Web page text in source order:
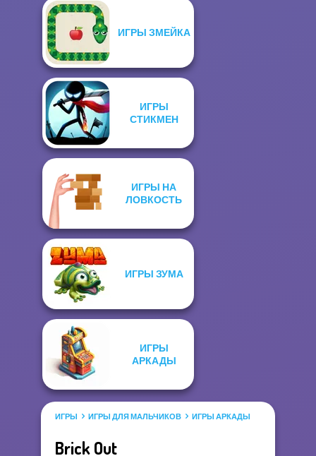
ИГРЫ ЗМЕЙКА
ИГРЫ
СТИКМЕН
ИГРЫ НА
ЛОВКОСТЬ
ИГРЫ ЗУМА
ИГРЫ
АРКАДЫ
ИГРЫ ИГРЫ ДЛЯ МАЛЬЧИКОВ ИГРЫ АРКАДЫ
Brick Out